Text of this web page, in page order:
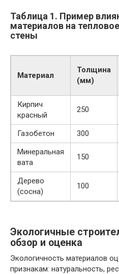
Таблица 1. Пример
материалов на
стены
Материал
Толщина
(мм)
Кирпич
красный
250
Газобетон 300
Минеральная
вата
150
Дерево
(сосна)
100
Экологичные
обзор и оценка
Экологичность материалов
признакам: натуральность,